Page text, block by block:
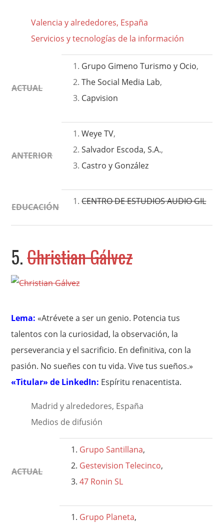
Valencia y alrededores, España
Servicios y tecnologías de la información
ACTUAL
Grupo Gimeno Turismo y Ocio,
The Social Media Lab,
Capvision
ANTERIOR
Weye TV,
Salvador Escoda, S.A.,
Castro y González
EDUCACIÓN
CENTRO DE ESTUDIOS AUDIO GIL
5.Christian Gálvez
Lema: «Atrévete a ser un genio. Potencia tus
talentos con la curiosidad, la observación, la
perseverancia y el sacrificio. En definitiva, con la
pasión. No sueñes con tu vida. Vive tus sueños.»
«Titular» de LinkedIn: Espíritu renacentista.
Madrid y alrededores, España
Medios de difusión
ACTUAL
Grupo Santillana,
Gestevision Telecinco,
47 Ronin SL
Grupo Planeta,